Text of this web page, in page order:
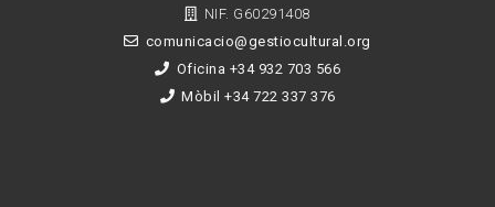
NIF. G60291408
comunicacio@gestiocultural.org
Oficina +34 932 703 566
Mòbil +34 722 337 376